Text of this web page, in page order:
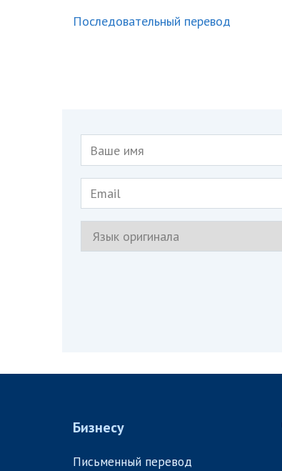
Последовательный перевод
Бизнесу
Письменный перевод